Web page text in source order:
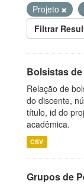
Projeto
Filtrar
Bolsistas
Relação de
do discente,
título, id do
acadêmica.
CSV
Grupos de